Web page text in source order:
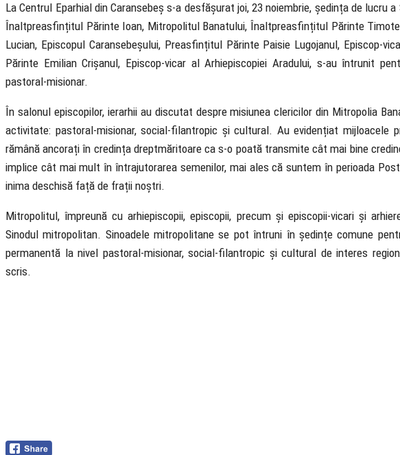
La Centrul Eparhial din Caransebeș s-a desfășurat joi, 23 noiembrie, ședința de lucru
Înaltpreasfințitul Părinte Ioan, Mitropolitul Banatului, Înaltpreasfințitul Părinte
Lucian, Episcopul Caransebeșului, Preasfințitul Părinte Paisie Lugojanul, Episcop-
Părinte Emilian Crișanul, Episcop-vicar al Arhiepiscopiei Aradului, s-au întrunit
pastoral-misionar.
În salonul episcopilor, ierarhii au discutat despre misiunea clericilor din Mitropolia
activitate: pastoral-misionar, social-filantropic și cultural. Au evidențiat mijloacele
rămână ancorați în credința dreptmăritoare ca s-o poată transmite cât mai bine
implice cât mai mult în întrajutorarea semenilor, mai ales că suntem în perioada
inima deschisă față de frații noștri.
Mitropolitul, împreună cu arhiepiscopii, episcopii, precum și episcopii-vicari și
Sinodul mitropolitan. Sinoadele mitropolitane se pot întruni în ședințe comune
permanentă la nivel pastoral-misionar, social-filantropic și cultural de interes
scris.